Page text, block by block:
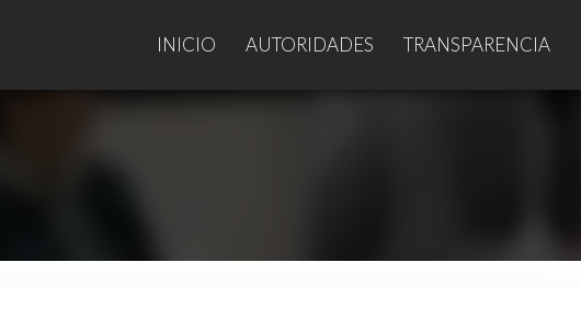
INICIO AUTORIDADES TRANSPARENCIA